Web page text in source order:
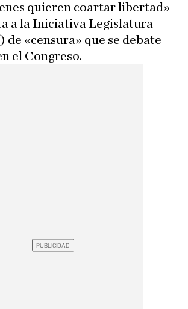
quieren coartar libertad»
a la Iniciativa Legislatura
de «censura» que se debate
el Congreso.